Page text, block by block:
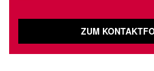
ZUM